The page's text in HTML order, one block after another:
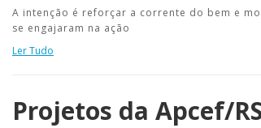
A intenção é reforçar a corrente do bem e
se engajaram na ação
Ler Tudo
Projetos da Apcef/